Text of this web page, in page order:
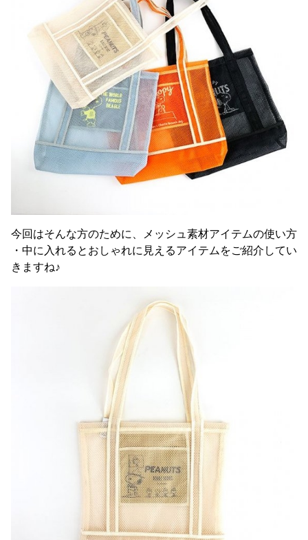
今回はそんな方のために、メッシュ素材アイテムの使い方
・中に入れるとおしゃれに見えるアイテムをご紹介してい
きますね♪